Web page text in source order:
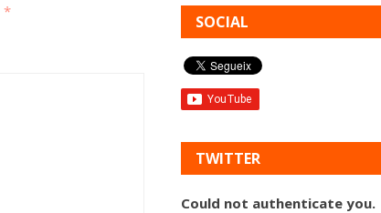
*
SOCIAL
TWITTER
Could not authenticate you.